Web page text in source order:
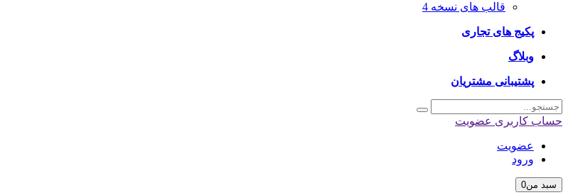
قالب های نسخه 4
پکیج های تجاری
وبلاگ
پشتیبانی مشتریان
حساب کاربری عضویت
عضویت
ورود
سبد من0